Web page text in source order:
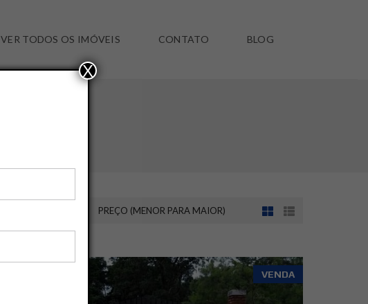
VER TODOS OS IMÓVEIS CONTATO BLOG
PREÇO (MENOR PARA MAIOR)
VENDA
X